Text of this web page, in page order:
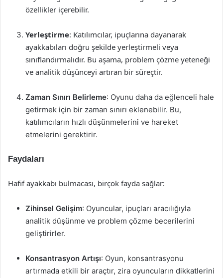
özellikler içerebilir.
Yerleştirme: Katılımcılar, ipuçlarına dayanarak
ayakkabıları doğru şekilde yerleştirmeli veya
sınıflandırmalıdır. Bu aşama, problem çözme yeteneği
ve analitik düşünceyi artıran bir süreçtir.
Zaman Sınırı Belirleme: Oyunu daha da eğlenceli hale
getirmek için bir zaman sınırı eklenebilir. Bu,
katılımcıların hızlı düşünmelerini ve hareket
etmelerini gerektirir.
Faydaları
Hafif ayakkabı bulmacası, birçok fayda sağlar:
Zihinsel Gelişim: Oyuncular, ipuçları aracılığıyla
analitik düşünme ve problem çözme becerilerini
geliştirirler.
Konsantrasyon Artışı: Oyun, konsantrasyonu
artırmada etkili bir araçtır, zira oyuncuların dikkatlerini